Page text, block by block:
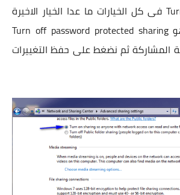
نقوم بتطبيق Turn on فى كل الخيارات ما عدا الخيار الاخيرة
نجعله Turn off وهو Turn off password protected sharing
المشاركة ثم نضغط على حفظ التغييرات